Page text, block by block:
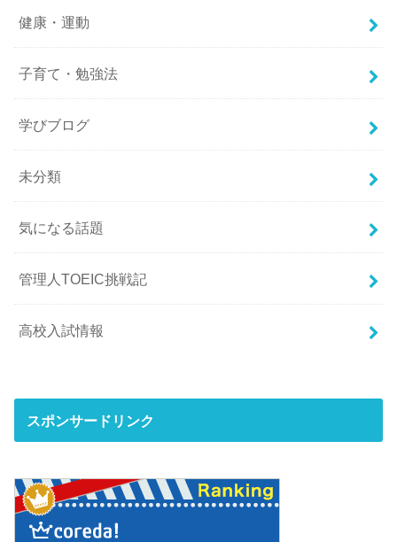
健康・運動
子育て・勉強法
学びブログ
未分類
気になる話題
管理人TOEIC挑戦記
高校入試情報
スポンサードリンク